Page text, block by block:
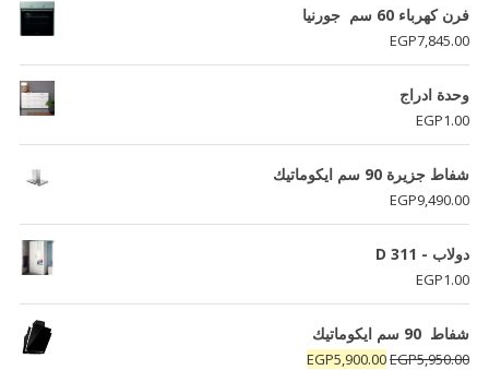
فرن كھرباء 60 سم جورنيا
EGP7,845.00
وحدة ادراج
EGP1.00
شفاط جزيرة 90 سم ايكوماتيك
EGP9,490.00
دولاب - D 311
EGP1.00
شفاط 90 سم ايكوماتيك
EGP5,950.00
السعر
EGP5,900.00
السعر